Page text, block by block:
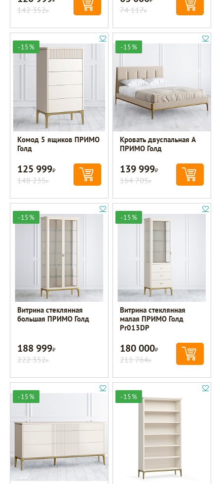
142 352Р 74 117Р
-15%
Комод 5 ящиков ПРИМО
Голд
125 999Р
148 235Р
-15%
Кровать двуспальная A
ПРИМО Голд
139 999Р
164 705Р
-15%
Витрина стеклянная
большая ПРИМО Голд
188 999Р
222 352Р
-15%
Витрина стеклянная
малая ПРИМО Голд
Pr013DP
180 000Р
211 764Р
-15% -15%